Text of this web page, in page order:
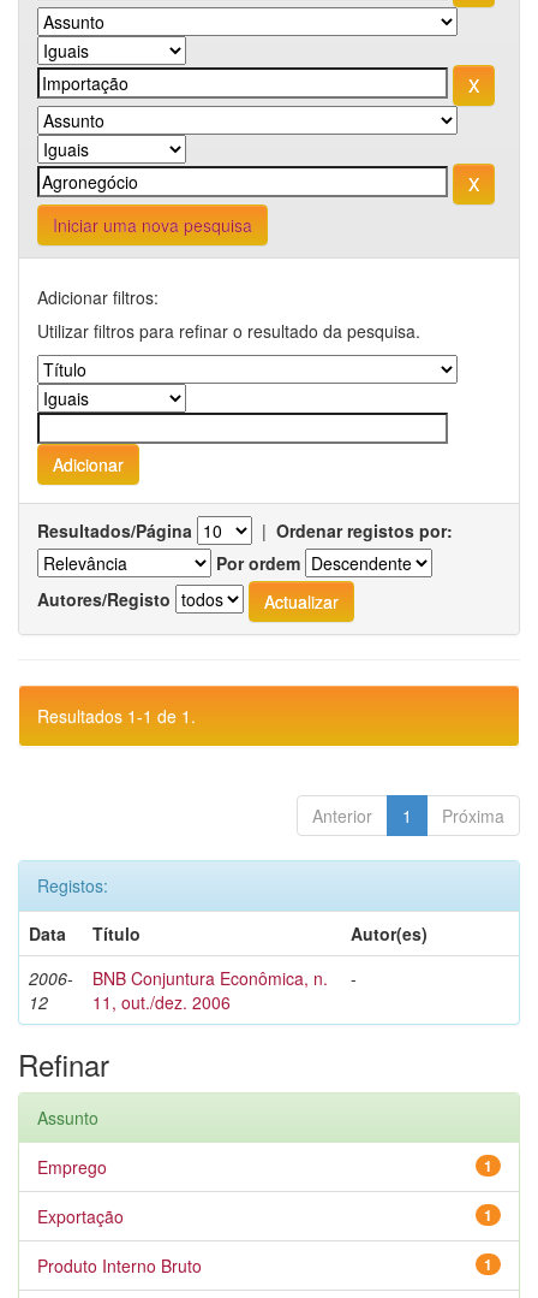
Iniciar uma nova pesquisa
Adicionar filtros:
Utilizar filtros para refinar o resultado da pesquisa.
Resultados/Página | Ordenar registos por:
Por ordem
Autores/Registo
Resultados 1-1 de 1.
Anterior 1 Próxima
Registos:
Data
Título
Autor(es)
2006-
12
BNB Conjuntura Econômica, n.
11, out./dez. 2006
-
Refinar
Assunto
1
Emprego
1
Exportação
1
Produto Interno Bruto